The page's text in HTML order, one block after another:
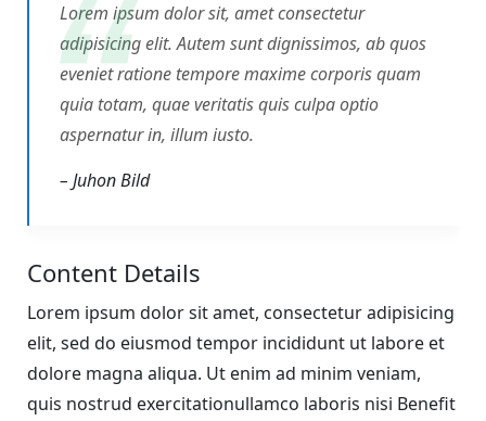
Lorem ipsum dolor sit, amet consectetur
adipisicing elit. Autem sunt dignissimos, ab quos
eveniet ratione tempore maxime corporis quam
quia totam, quae veritatis quis culpa optio
aspernatur in, illum iusto.
– Juhon Bild
Content Details
Lorem ipsum dolor sit amet, consectetur adipisicing
elit, sed do eiusmod tempor incididunt ut labore et
dolore magna aliqua. Ut enim ad minim veniam,
quis nostrud exercitationullamco laboris nisi Benefit